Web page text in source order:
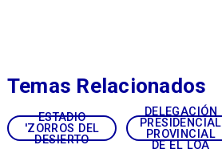
ESTADIO
'ZORROS DEL
DESIERTO
DELEGACIÓN
PRESIDENCIAL
PROVINCIAL
DE EL LOA
Temas Relacionados